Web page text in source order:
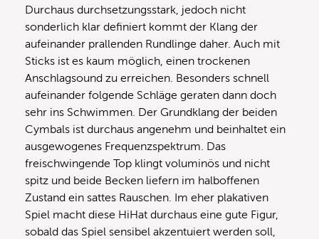
Durchaus durchsetzungsstark, jedoch nicht
sonderlich klar definiert kommt der Klang der
aufeinander prallenden Rundlinge daher. Auch mit
Sticks ist es kaum möglich, einen trockenen
Anschlagsound zu erreichen. Besonders schnell
aufeinander folgende Schläge geraten dann doch
sehr ins Schwimmen. Der Grundklang der beiden
Cymbals ist durchaus angenehm und beinhaltet ein
ausgewogenes Frequenzspektrum. Das
freischwingende Top klingt voluminös und nicht
spitz und beide Becken liefern im halboffenen
Zustand ein sattes Rauschen. Im eher plakativen
Spiel macht diese HiHat durchaus eine gute Figur,
sobald das Spiel sensibel akzentuiert werden soll,